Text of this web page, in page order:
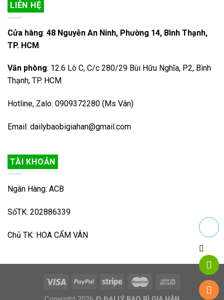
LIÊN HỆ
Cửa hàng: 48 Nguyễn An Ninh, Phường 14, Bình Thạnh,
TP. HCM
Văn phòng: 12.6 Lô C, C/c 280/29 Bùi Hữu Nghĩa, P2, Bình
Thạnh, TP. HCM
Hotline, Zalo: 0909372280 (Ms Vân)
Email: dailybaobigiahan@gmail.com
TÀI KHOẢN
Ngân Hàng: ACB
SốTK: 202886339
Chủ TK: HOA CẨM VÂN